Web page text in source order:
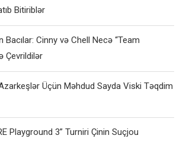
Bitiriblər
Bacılar: Cinny və Chell Necə “Team
Çevrildilər
Üçün Məhdud Sayda Viski Təqdim
Playground 3” Turniri Çinin Suçjou